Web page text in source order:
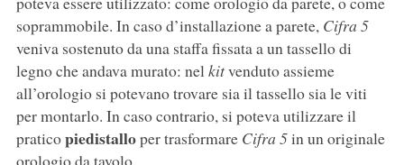
soprammobile. In caso d’installazione a parete, Cifra 5
veniva sostenuto da una staffa fissata a un tassello di
legno che andava murato: nelkitvenduto assieme
all’orologio si potevano trovare sia il tassello sia le viti
per montarlo. In caso contrario, si poteva utilizzare il
praticopiedistalloper trasformare Cifra 5in un originale
orologio da tavolo.